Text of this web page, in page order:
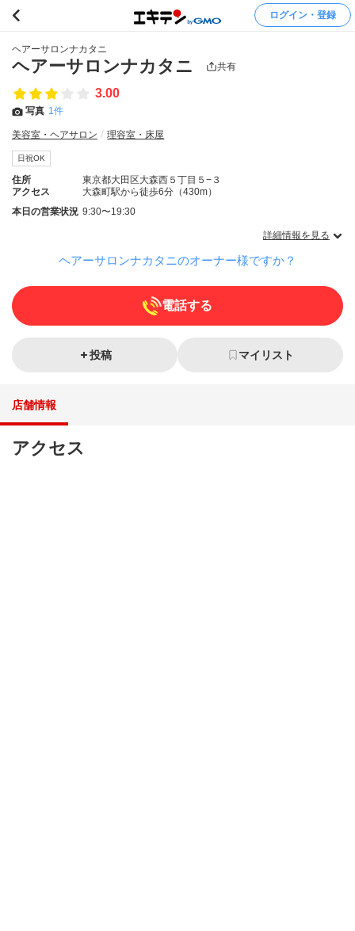
ログイン・登録
ヘアーサロンナカタニ
ヘアーサロンナカタニ 共有
3.00
写真 1件
美容室・ヘアサロン 理容室・床屋
日祝OK
住所
東京都大田区大森西５丁目５−３
アクセス
大森町駅から徒歩6分（430m）
本日の営業状況 9:30〜19:30
詳細情報を見る
ヘアーサロンナカタニのオーナー様ですか？
電話する
投稿 マイリスト
店舗情報
アクセス